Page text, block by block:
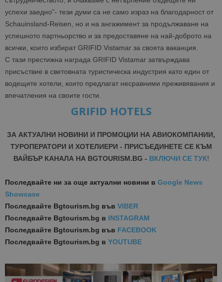
успехи заедно”- тези думи са не само израз на благодарност от
Schauinsland-Reisen, но и на ангажимент за продължаване на
успешното партньорство и за предоставяне на най-доброто на
всички, които избират GRIFID Vistamar за своята ваканция.
С тази престижна награда GRIFID Vistamar затвърждава
присъствие в световната туристическа индустрия като един от
водещите хотели, които предлагат несравними преживявания и
впечатления на своите гости.
GRIFID HOTELS
ЗА АКТУАЛНИ НОВИНИ И ПРОМОЦИИ НА АВИОКОМПАНИИ,
ТУРОПЕРАТОРИ И ХОТЕЛИЕРИ - ПРИСЪЕДИНЕТЕ СЕ КЪМ
ВАЙБЪР КАНАЛА НА BGTOURISM.BG - ВКЛЮЧИ СЕ ТУК!
Последвайте ни за още актуални новини в Google News
Showcase
Последвайте Bgtourism.bg във VIBER
Последвайте Bgtourism.bg в INSTAGRAM
Последвайте Bgtourism.bg във FACEBOOK
Последвайте Bgtourism.bg в YOUTUBE